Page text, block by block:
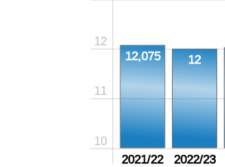
10
11
12
12,075
12
2021/22 2022/23